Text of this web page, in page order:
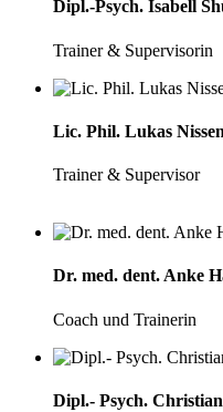
Dipl.-Psych. Isabell
Trainer & Supervisorin
Lic. Phil. Lukas Nissen
Trainer & Supervisor
Dr. med. dent. Anke
Coach und Trainerin
Dipl.- Psych.